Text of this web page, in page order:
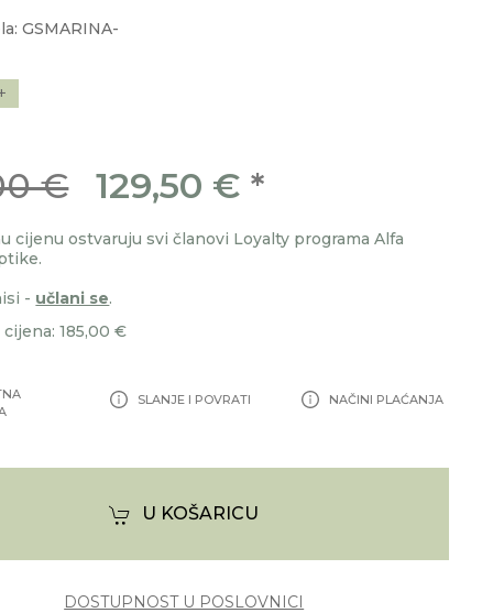
GSMARINA-
€ 129,50 € *
cijenu ostvaruju svi članovi Loyalty programa Alfa
- učlani se.
185,00 €
SLANJE I POVRATI NAČINI PLAĆANJA
U KOŠARICU
DOSTUPNOST U POSLOVNICI